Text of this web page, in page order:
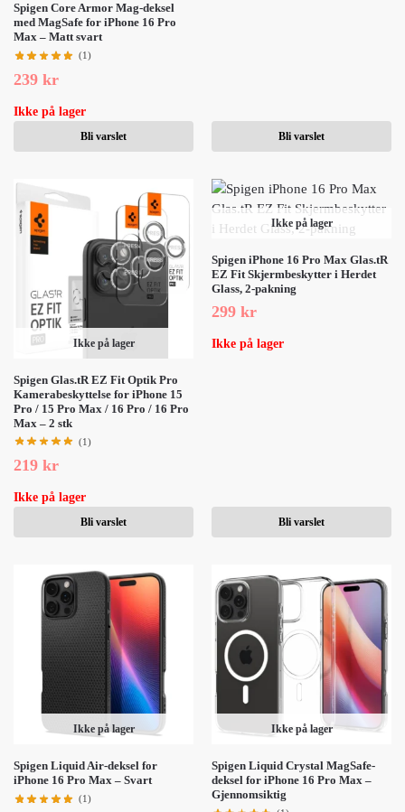
Spigen Core Armor Mag-deksel
med MagSafe for iPhone 16 Pro
Max – Matt svart
(1)
239 kr
Ikke på lager
Bli varslet Bli varslet
Ikke på lager
Spigen Glas.tR EZ Fit Optik Pro
Kamerabeskyttelse for iPhone 15
Pro / 15 Pro Max / 16 Pro / 16 Pro
Max – 2 stk
(1)
219 kr
Ikke på lager
Bli varslet
Ikke på lager
Spigen iPhone 16 Pro Max Glas.tR
EZ Fit Skjermbeskytter i Herdet
Glass, 2-pakning
299 kr
Ikke på lager
Bli varslet
Ikke på lager
Spigen Liquid Air-deksel for
iPhone 16 Pro Max – Svart
(1)
Ikke på lager
Spigen Liquid Crystal MagSafe-
deksel for iPhone 16 Pro Max –
Gjennomsiktig